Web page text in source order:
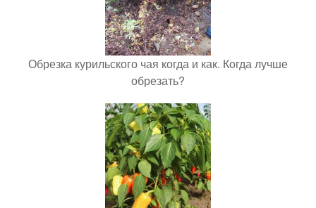
Обрезка курильского чая когда и как. Когда лучше
обрезать?